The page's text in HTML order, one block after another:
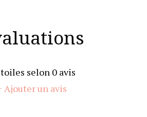
selon 0 avis
Ajouter un avis